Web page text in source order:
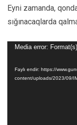
Eyni zamanda,
sığınacaqlarda
Video
Media error:
Faylı endir: https://
content/uploads/2023/09/